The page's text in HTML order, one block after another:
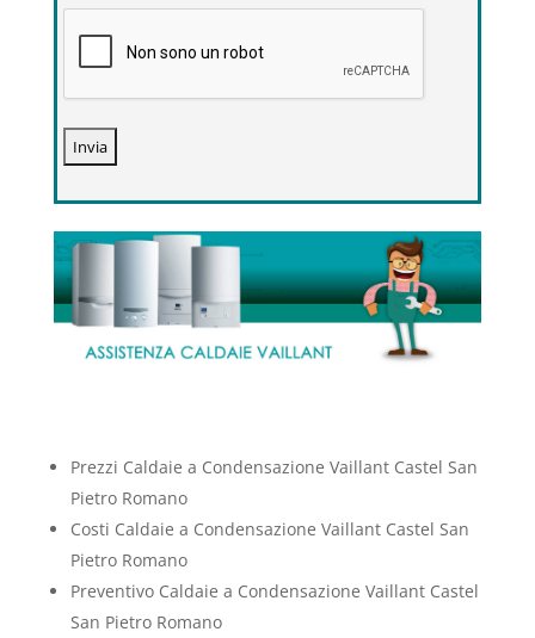
Prezzi Caldaie a Condensazione Vaillant Castel San
Pietro Romano
Costi Caldaie a Condensazione Vaillant Castel San
Pietro Romano
Preventivo Caldaie a Condensazione Vaillant Castel
San Pietro Romano